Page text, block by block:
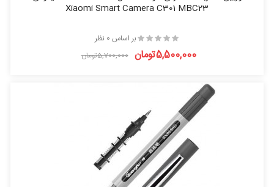
Xiaomi Smart Camera C301 MBC23
بر اساس 0 نظر
5,500,000تومان 5,700,000تومان